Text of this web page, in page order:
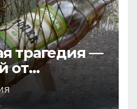
трагедия —
от